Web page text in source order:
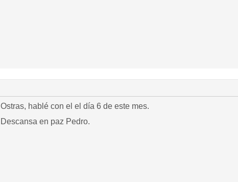
Ostras, hablé con el el día 6 de este mes.
Descansa en paz Pedro.